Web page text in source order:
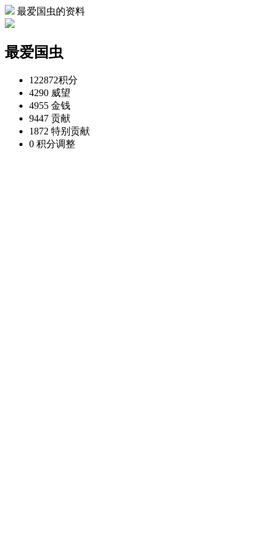
最爱国虫的资料
最爱国虫
122872积分
4290 威望
4955 金钱
9447 贡献
1872 特别贡献
0 积分调整